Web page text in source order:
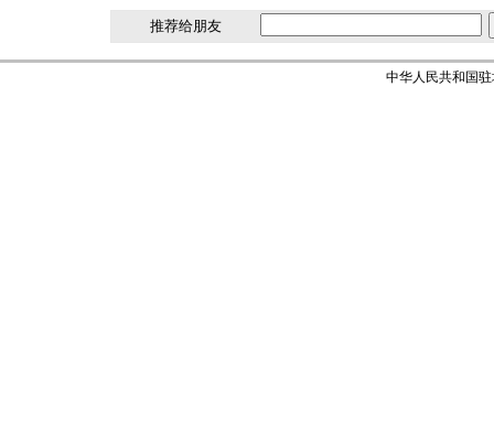
推荐给朋友
中华人民共和国